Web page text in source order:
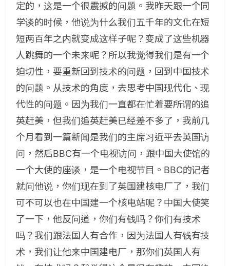
定的，这是一个很震撼的问题。我昨天跟一个同
学谈的时候，他说为什么我们五千年的文化在短
短两百年之内就变成这样子呢？变成了这些机器
人跳舞的一个未来呢？所以我觉得我们是有一个
迫切性，要重新回到技术的问题，回到中国技术
的问题。从技术的角度，去思考中国现代化、现
代性的问题。因为我们一直都在忙着要所谓的追
英赶美，但我们追英赶美已经差不多了，我前几
个月看到一篇新闻是我们的主席习近平去英国访
问，然后BBC有一个电视访问，跟中国大使馆的
一个大使的座谈，是一个电视节目。BBC的记者
就问他说，你们现在到了英国建核电厂了，我们
可不可以也在中国建一个核电站呢？中国大使笑
了一下，他反问道，你们有钱吗？你们有技术
吗？我们跟法国人有合作，因为法国人有钱有技
术，我们让他来中国建电厂，那你们英国人有